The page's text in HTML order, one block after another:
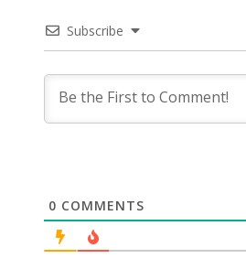
Subscribe
0 COMMENTS